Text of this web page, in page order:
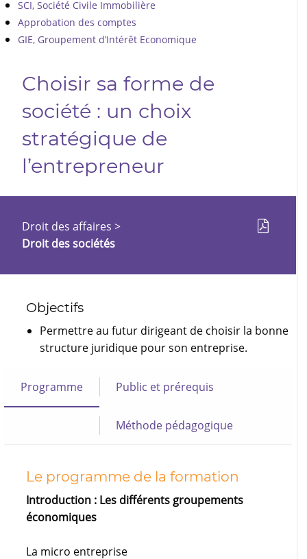
SCI, Société Civile Immobilière
Approbation des comptes
GIE, Groupement d’Intérêt Economique
Choisir sa forme de
société : un choix
stratégique de
l’entrepreneur
Droit des affaires >
Droit des sociétés
Objectifs
Permettre au futur dirigeant de choisir la bonne
structure juridique pour son entreprise.
Programme Public et prérequis
Méthode pédagogique
Le programme de la formation
Introduction : Les différents groupements
économiques
La micro entreprise